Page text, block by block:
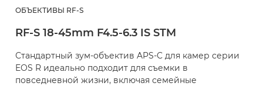
ОБЪЕКТИВЫ RF-S
RF-S 18-45mm F4.5-6.3 IS STM
Стандартный зум-объектив APS-C для камер серии
EOS R идеально подходит для съемки в
повседневной жизни, включая семейные